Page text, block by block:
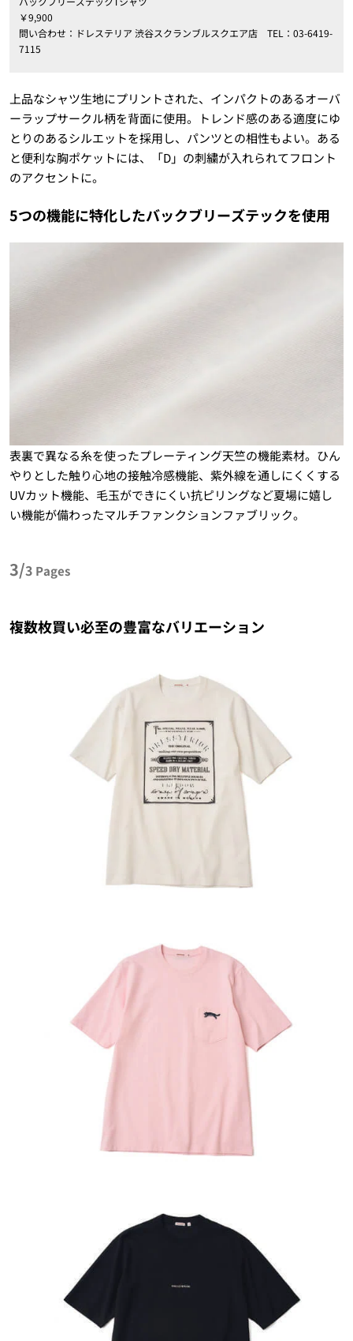
￥9,900
問い合わせ：ドレステリア 渋谷スクランブルスクエア店 TEL：03-6419-
7115
上品なシャツ生地にプリントされた、インパクトのあるオーバ
ーラップサークル柄を背面に使用。トレンド感のある適度にゆ
とりのあるシルエットを採用し、パンツとの相性もよい。ある
と便利な胸ポケットには、「D」の刺繍が入れられてフロント
のアクセントに。
5つの機能に特化したバックブリーズテックを使用
表裏で異なる糸を使ったプレーティング天竺の機能素材。ひん
やりとした触り心地の接触冷感機能、紫外線を通しにくくする
UVカット機能、毛玉ができにくい抗ピリングなど夏場に嬉し
い機能が備わったマルチファンクションファブリック。
3/3 Pages
複数枚買い必至の豊富なバリエーション